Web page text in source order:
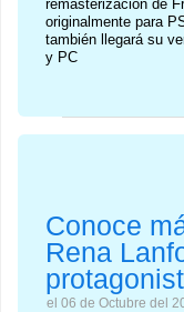
remasterización de
originalmente para
también llegará su
y PC
Conoce
Rena
el 06 de Octubre del